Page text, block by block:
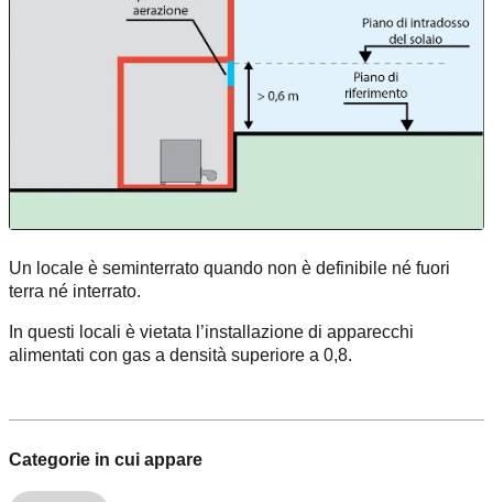
Un locale è seminterrato quando non è definibile né fuori
terra né interrato.
In questi locali è vietata l’installazione di apparecchi
alimentati con gas a densità superiore a 0,8.
Categorie in cui appare